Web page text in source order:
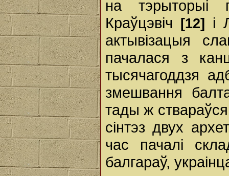
на тэрыторыі
Краўцэвіч
[12]
і
актывізацыя
пачалася з
тысячагоддзя
змешвання
тады ж ствараўся
сінтэз двух
час пачалі
балгараў,